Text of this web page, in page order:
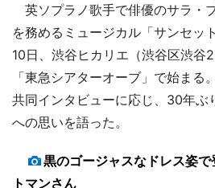
英ソプラノ歌手で俳優のサラ・
を務めるミュージカル「サンセッ
10日、渋谷ヒカリエ（渋谷区渋谷
「東急シアターオーブ」で始まる
共同インタビューに応じ、30年ぶ
への思いを語った。
黒のゴージャスなドレス姿
トマンさん